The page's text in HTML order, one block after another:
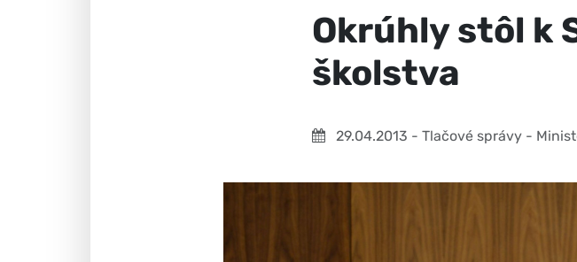
Okrúhly stôl k
školstva
29.04.2013 - Tlačové správy -